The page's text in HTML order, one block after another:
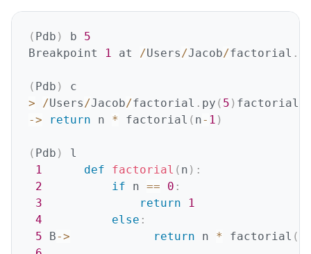
( Pdb ) b 5
Breakpoint
1 at /Users/Jacob/factorial .
( Pdb )
>
/Users/Jacob/factorial . py ( 5 ) factorial
-> return n * factorial ( n- 1 )
( Pdb )
l
1
def factorial ( n ) :
2
if n == 0 :
3
return
1
4
else :
5 B-> return n * factorial (